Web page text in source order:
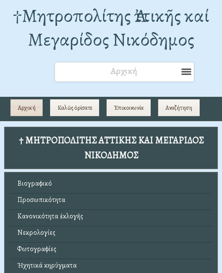
†Mητροπολίτης Ἀττικῆς καί
Μεγαρίδος Νικόδημος
Αρχική
Αρχική Καλῶς ὁρίσατε Ἐπικοινωνία Αναζήτηση
† ΜΗΤΡΟΠΟΛΙΤΗΣ ΑΤΤΙΚΗΣ ΚΑΙ ΜΕΓΑΡΙΔΟΣ
ΝΙΚΟΔΗΜΟΣ
Βιογραφικό
Προσωπικότητα
Κανονικότητα ἐκλογῆς
Νεκρολογίες
Φωτογραφίες
Ἠχητικά κηρύγματα